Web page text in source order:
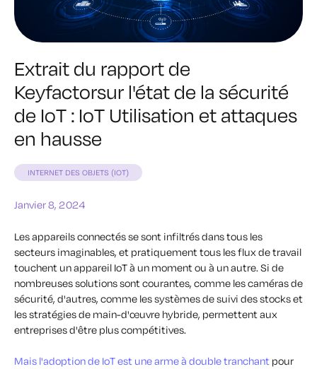
Extrait du rapport de
Keyfactorsur l'état de la sécurité
de IoT : IoT Utilisation et attaques
en hausse
INTERNET DES OBJETS (IOT)
Janvier 8, 2024
Les appareils connectés se sont infiltrés dans tous les
secteurs imaginables, et pratiquement tous les flux de travail
touchent un appareil IoT à un moment ou à un autre. Si de
nombreuses solutions sont courantes, comme les caméras de
sécurité, d'autres, comme les systèmes de suivi des stocks et
les stratégies de main-d'œuvre hybride, permettent aux
entreprises d'être plus compétitives.
Mais l'adoption de IoT est une arme à double tranchant pour